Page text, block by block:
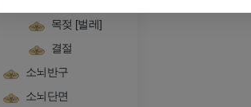
목젖 [벌레]
결절
소뇌반구
소뇌단면